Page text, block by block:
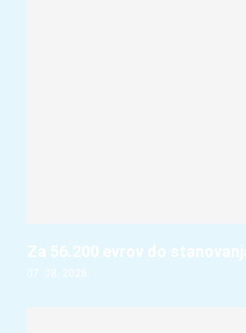
Za 56.200 evrov do
07. 08. 2026